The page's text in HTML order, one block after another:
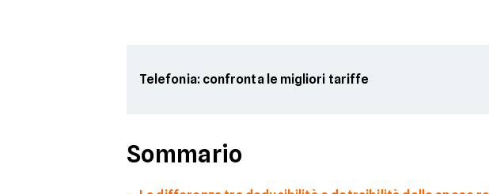
Telefonia: confronta le migliori tariffe
Sommario